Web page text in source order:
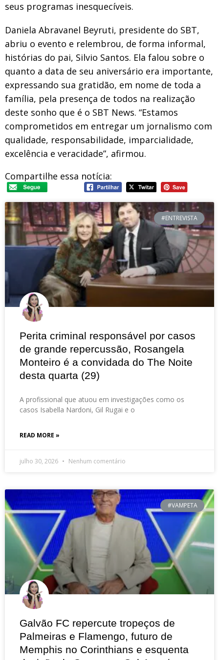
seus programas inesquecíveis.
Daniela Abravanel Beyruti, presidente do SBT,
abriu o evento e relembrou, de forma informal,
histórias do pai, Silvio Santos. Ela falou sobre o
quanto a data de seu aniversário era importante,
expressando sua gratidão, em nome de toda a
família, pela presença de todos na realização
deste sonho que é o SBT News. “Estamos
comprometidos em entregar um jornalismo com
qualidade, responsabilidade, imparcialidade,
excelência e veracidade”, afirmou.
Compartilhe essa notícia:
#ENTREVISTA
Perita criminal responsável por casos
de grande repercussão, Rosangela
Monteiro é a convidada do The Noite
desta quarta (29)
A profissional que atuou em investigações como os
casos Isabella Nardoni, Gil Rugai e o
READ MORE »
julho 30, 2026 Nenhum comentário
#VAMPETA
Galvão FC repercute tropeços de
Palmeiras e Flamengo, futuro de
Memphis no Corinthians e esquenta